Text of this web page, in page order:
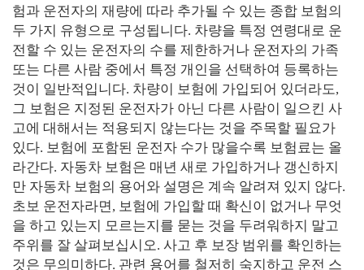
험과 운전자의 재량에 따라 추가될 수 있는 종합 보험의
두 가지 유형으로 구성됩니다. 차량을 특정 연령대로 운
전할 수 있는 운전자의 수를 제한하거나 운전자의 가족
또는 다른 사람 중에서 특정 개인을 선택하여 등록하는
것이 일반적입니다. 차량이 보험에 가입되어 있더라도,
그 보험은 지정된 운전자가 아닌 다른 사람이 일으킨 사
고에 대해서는 적용되지 않는다는 것을 주목할 필요가
있다. 보험에 포함된 운전자 수가 많을수록 보험료는 올
라간다. 자동차 보험은 매년 새로 가입하거나 갱신하지
만 자동차 보험의 용어와 설명은 계속 알려져 있지 않다.
초보 운전자라면, 보험에 가입할 때 확신이 없거나 무엇
을 하고 있는지 모르는지를 묻는 것을 두려워하지 말고
주위를 잘 살펴보십시오. 사고 후 보장 범위를 확인하는
것은 무의미하다. 관련 용어를 철저히 숙지하고 운전 스